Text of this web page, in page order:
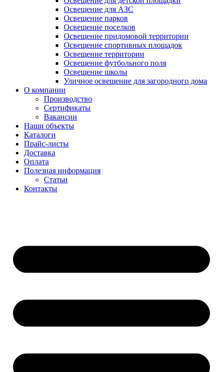
Освещение для АЗС
Освещение парков
Освещение поселков
Освещение придомовой территории
Освещение спортивных площадок
Освещение территории
Освещение футбольного поля
Освещение школы
Уличное освещение для загородного дома
О компании
Производство
Сертификаты
Вакансии
Наши объекты
Каталоги
Прайс-листы
Доставка
Оплата
Полезная информация
Статьи
Контакты